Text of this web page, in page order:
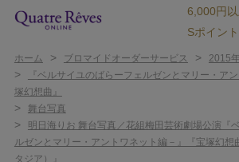
6,000円以
Sポイン
ホーム > ブロマイドオーダーサービス > 2015
>
『ベルサイユのばらーフェルゼンとマリー・ア
塚幻想曲』
> 舞台写真
>
明日海りお 舞台写真／花組梅田芸術劇場公演『
ルゼンとマリー・アントワネット編－』『宝塚幻想
タジア）』